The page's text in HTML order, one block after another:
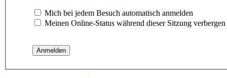
Mich bei jedem Besuch automatisch anmelden
Meinen Online-Status während dieser Sitzung verbergen